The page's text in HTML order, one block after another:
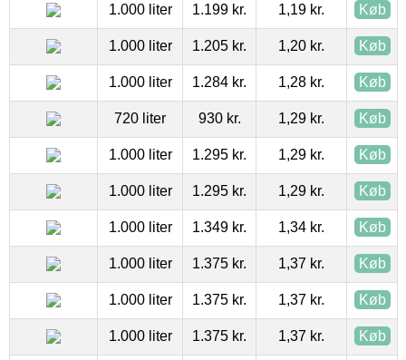
1.000 liter 1.199 kr. 1,19 kr. Køb
1.000 liter 1.205 kr. 1,20 kr. Køb
1.000 liter 1.284 kr. 1,28 kr. Køb
720 liter 930 kr. 1,29 kr. Køb
1.000 liter 1.295 kr. 1,29 kr. Køb
1.000 liter 1.295 kr. 1,29 kr. Køb
1.000 liter 1.349 kr. 1,34 kr. Køb
1.000 liter 1.375 kr. 1,37 kr. Køb
1.000 liter 1.375 kr. 1,37 kr. Køb
1.000 liter 1.375 kr. 1,37 kr. Køb